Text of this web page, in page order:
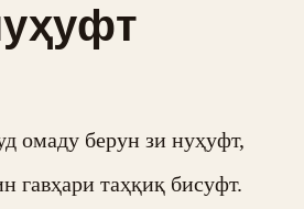
омаду берун зи нуҳуфт,
гавҳари таҳқиқ бисуфт.